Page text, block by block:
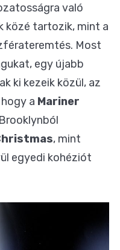
való
közé tartozik, mint a
Most
egy újabb
ki kezeik közül, az
a Mariner
, mint
egyedi kohéziót